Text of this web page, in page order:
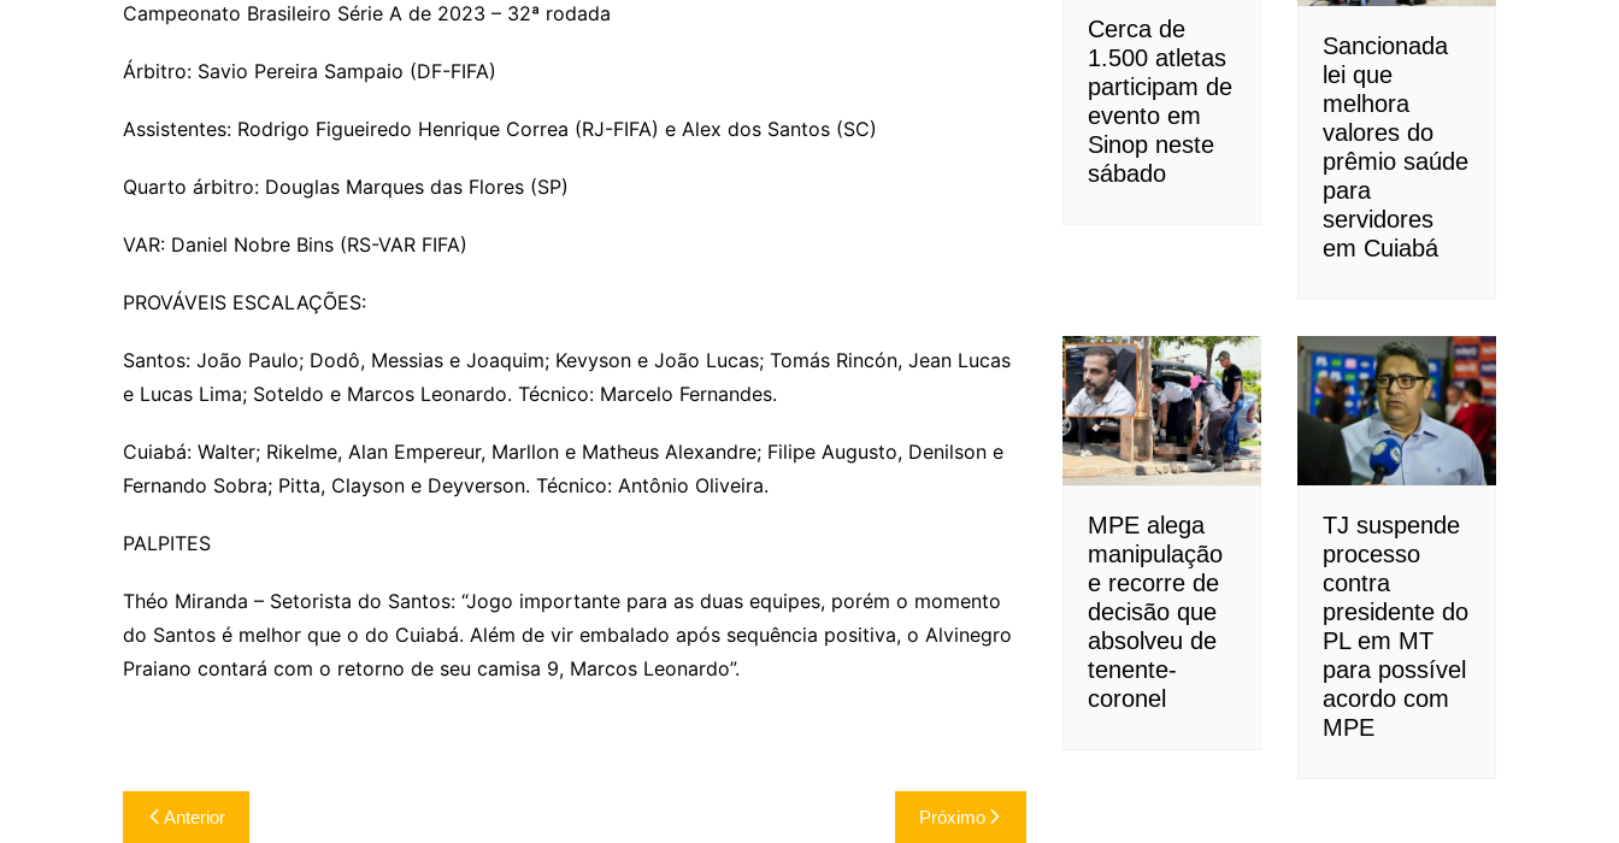
Campeonato Brasileiro Série A de 2023 – 32ª rodada
Árbitro: Savio Pereira Sampaio (DF-FIFA)
Assistentes: Rodrigo Figueiredo Henrique Correa (RJ-FIFA) e Alex dos Santos (SC)
Quarto árbitro: Douglas Marques das Flores (SP)
VAR: Daniel Nobre Bins (RS-VAR FIFA)
PROVÁVEIS ESCALAÇÕES:
Santos: João Paulo; Dodô, Messias e Joaquim; Kevyson e João Lucas; Tomás Rincón, Jean Lucas
e Lucas Lima; Soteldo e Marcos Leonardo. Técnico: Marcelo Fernandes.
Cuiabá: Walter; Rikelme, Alan Empereur, Marllon e Matheus Alexandre; Filipe Augusto, Denilson e
Fernando Sobra; Pitta, Clayson e Deyverson. Técnico: Antônio Oliveira.
PALPITES
Théo Miranda – Setorista do Santos: “Jogo importante para as duas equipes, porém o momento
do Santos é melhor que o do Cuiabá. Além de vir embalado após sequência positiva, o Alvinegro
Praiano contará com o retorno de seu camisa 9, Marcos Leonardo”.
Navegação
Anterior Próximo
Cerca de
1.500 atletas
participam de
evento em
Sinop neste
sábado
Sancionada
lei que
melhora
valores do
prêmio saúde
para
servidores
em Cuiabá
MPE alega
manipulação
e recorre de
decisão que
absolveu de
tenente-
coronel
TJ suspende
processo
contra
presidente do
PL em MT
para possível
acordo com
MPE